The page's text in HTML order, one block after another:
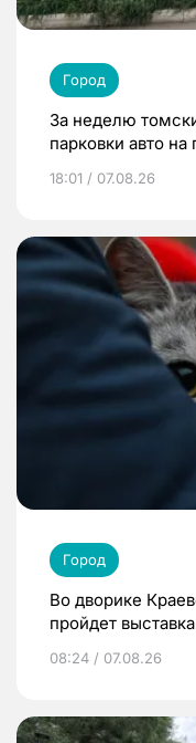
Город
За неделю
парковки авто
18:01 / 07.08.26
Город
Во дворике
пройдет
08:24 / 07.08.26